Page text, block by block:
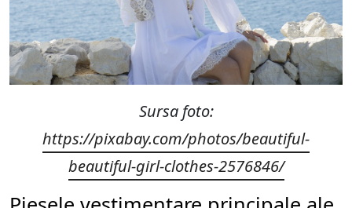
Sursa foto:
https://pixabay.com/photos/beautiful-
beautiful-girl-clothes-2576846/